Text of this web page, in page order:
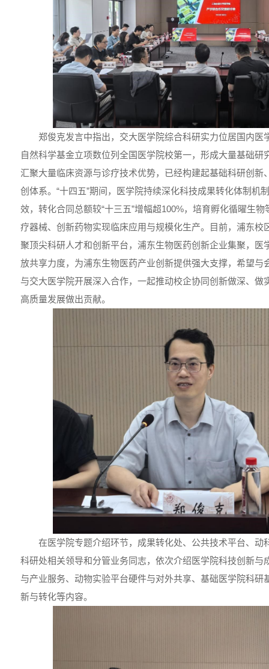
郑俊克发言中指出，交大医学院综合科研实力位居国内医
自然科学基金立项数位列全国医学院校第一，形成大量基础研
汇聚大量临床资源与诊疗技术优势，已经构建起基础科研创新
创体系。“十四五”期间，医学院持续深化科技成果转化体制机
效，转化合同总额较“十三五”增幅超100%，培育孵化循曜生
疗器械、创新药物实现临床应用与规模化生产。目前，浦东校
聚顶尖科研人才和创新平台，浦东生物医药创新企业集聚，医
放共享力度，为浦东生物医药产业创新提供强大支撑，希望与
与交大医学院开展深入合作，一起推动校企协同创新做深、做
高质量发展做出贡献。
在医学院专题介绍环节，成果转化处、公共技术平台、动
科研处相关领导和分管业务同志，依次介绍医学院科技创新与
与产业服务、动物实验平台硬件与对外共享、基础医学院科研
新与转化等内容。